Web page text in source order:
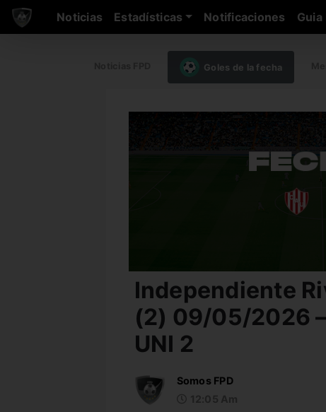
Noticias Estadísticas Notificaciones
Goles de la fecha
Independiente
(2) 09/05/2026
UNI 2
Somos FPD